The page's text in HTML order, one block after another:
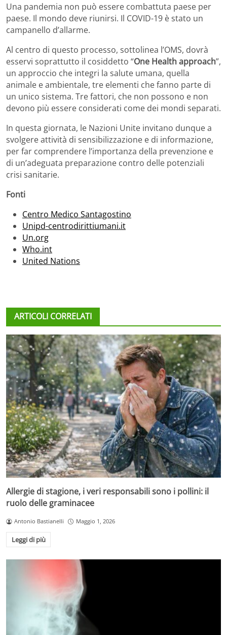
Una pandemia non può essere combattuta paese per
paese. Il mondo deve riunirsi. Il COVID-19 è stato un
campanello d’allarme.
Al centro di questo processo, sottolinea l’OMS, dovrà
esservi soprattutto il cosiddetto “One Health approach”,
un approccio che integri la salute umana, quella
animale e ambientale, tre elementi che fanno parte di
un unico sistema. Tre fattori, che non possono e non
devono più essere considerati come dei mondi separati.
In questa giornata, le Nazioni Unite invitano dunque a
svolgere attività di sensibilizzazione e di informazione,
per far comprendere l’importanza della prevenzione e
di un’adeguata preparazione contro delle potenziali
crisi sanitarie.
Fonti
Centro Medico Santagostino
Unipd-centrodirittiumani.it
Un.org
Who.int
United Nations
ARTICOLI CORRELATI
Allergie di stagione, i veri responsabili sono i pollini: il
ruolo delle graminacee
Antonio Bastianelli Maggio 1, 2026
Leggi di più